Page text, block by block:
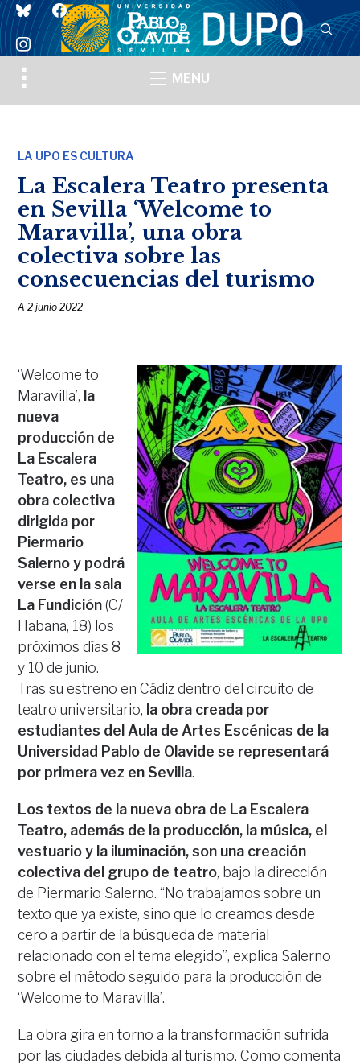
blueskyfacebook
instagram
Toggle
sidebar
MENU
LA UPO ES CULTURA
La Escalera Teatro presenta
en Sevilla ‘Welcome to
Maravilla’, una obra
colectiva sobre las
consecuencias del turismo
A2 junio 2022
‘Welcome to
Maravilla’, la
nueva
producción de
La Escalera
Teatro, es una
obra colectiva
dirigida por
Piermario
Salerno y podrá
verse en la sala
La Fundición(C/
Habana, 18) los
próximos días 8
y 10 de junio.
Tras su estreno en Cádiz dentro del circuito de
teatro universitario, la obra creada por
estudiantes del Aula de Artes Escénicas de la
Universidad Pablo de Olavide se representará
por primera vez en Sevilla.
Los textos de la nueva obra de La Escalera
Teatro, además de la producción, la música, el
vestuario y la iluminación, son una creación
colectiva del grupo de teatro, bajo la dirección
de Piermario Salerno. “No trabajamos sobre un
texto que ya existe, sino que lo creamos desde
cero a partir de la búsqueda de material
relacionado con el tema elegido”, explica Salerno
sobre el método seguido para la producción de
‘Welcome to Maravilla’.
La obra gira en torno a la transformación sufrida
por las ciudades debida al turismo. Como comenta